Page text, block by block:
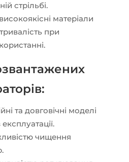
стрільбі.
матеріали
при
та довговічні моделі
чищення